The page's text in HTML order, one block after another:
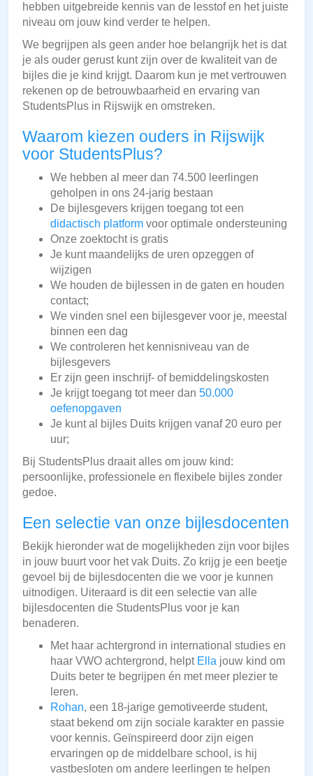
hebben uitgebreide kennis van de lesstof en het juiste
niveau om jouw kind verder te helpen.
We begrijpen als geen ander hoe belangrijk het is dat
je als ouder gerust kunt zijn over de kwaliteit van de
bijles die je kind krijgt. Daarom kun je met vertrouwen
rekenen op de betrouwbaarheid en ervaring van
StudentsPlus in Rijswijk en omstreken.
Waarom kiezen ouders in Rijswijk
voor StudentsPlus?
We hebben al meer dan 74.500 leerlingen
geholpen in ons 24-jarig bestaan
De bijlesgevers krijgen toegang tot een
didactisch platform voor optimale ondersteuning
Onze zoektocht is gratis
Je kunt maandelijks de uren opzeggen of
wijzigen
We houden de bijlessen in de gaten en houden
contact;
We vinden snel een bijlesgever voor je, meestal
binnen een dag
We controleren het kennisniveau van de
bijlesgevers
Er zijn geen inschrijf- of bemiddelingskosten
Je krijgt toegang tot meer dan 50.000
oefenopgaven
Je kunt al bijles Duits krijgen vanaf 20 euro per
uur;
Bij StudentsPlus draait alles om jouw kind:
persoonlijke, professionele en flexibele bijles zonder
gedoe.
Een selectie van onze bijlesdocenten
Bekijk hieronder wat de mogelijkheden zijn voor bijles
in jouw buurt voor het vak Duits. Zo krijg je een beetje
gevoel bij de bijlesdocenten die we voor je kunnen
uitnodigen. Uiteraard is dit een selectie van alle
bijlesdocenten die StudentsPlus voor je kan
benaderen.
Met haar achtergrond in international studies en
haar VWO achtergrond, helpt Ella jouw kind om
Duits beter te begrijpen én met meer plezier te
leren.
Rohan, een 18-jarige gemotiveerde student,
staat bekend om zijn sociale karakter en passie
voor kennis. Geïnspireerd door zijn eigen
ervaringen op de middelbare school, is hij
vastbesloten om andere leerlingen te helpen